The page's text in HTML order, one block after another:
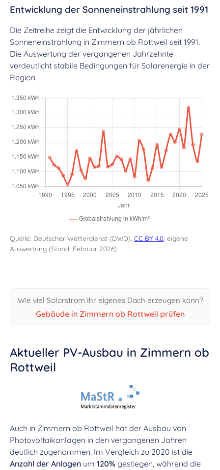
Entwicklung der Sonneneinstrahlung seit 1991
Die Zeitreihe zeigt die Entwicklung der jährlichen
Sonneneinstrahlung in Zimmern ob Rottweil seit 1991.
Die Auswertung der vergangenen Jahrzehnte
verdeutlicht stabile Bedingungen für Solarenergie in der
Region.
Quelle: Deutscher Wetterdienst (DWD), CC BY 4.0; eigene
Auswertung (Stand: Februar 2026)
Wie viel Solarstrom Ihr eigenes Dach erzeugen kann?
Gebäude in Zimmern ob Rottweil prüfen
Aktueller PV-Ausbau in Zimmern ob
Rottweil
Auch in Zimmern ob Rottweil hat der Ausbau von
Photovoltaikanlagen in den vergangenen Jahren
deutlich zugenommen. Im Vergleich zu 2020 ist die
Anzahl der Anlagen um 120% gestiegen, während die